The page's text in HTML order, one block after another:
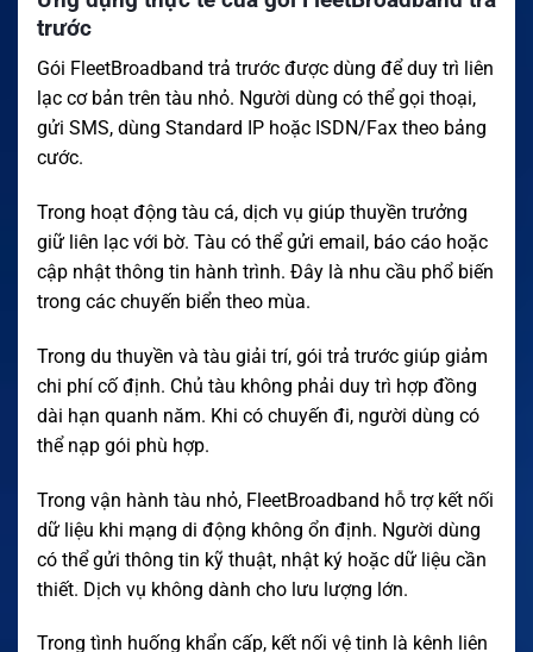
trước
Gói FleetBroadband trả trước được dùng để duy trì liên
lạc cơ bản trên tàu nhỏ. Người dùng có thể gọi thoại,
gửi SMS, dùng Standard IP hoặc ISDN/Fax theo bảng
cước.
Trong hoạt động tàu cá, dịch vụ giúp thuyền trưởng
giữ liên lạc với bờ. Tàu có thể gửi email, báo cáo hoặc
cập nhật thông tin hành trình. Đây là nhu cầu phổ biến
trong các chuyến biển theo mùa.
Trong du thuyền và tàu giải trí, gói trả trước giúp giảm
chi phí cố định. Chủ tàu không phải duy trì hợp đồng
dài hạn quanh năm. Khi có chuyến đi, người dùng có
thể nạp gói phù hợp.
Trong vận hành tàu nhỏ, FleetBroadband hỗ trợ kết nối
dữ liệu khi mạng di động không ổn định. Người dùng
có thể gửi thông tin kỹ thuật, nhật ký hoặc dữ liệu cần
thiết. Dịch vụ không dành cho lưu lượng lớn.
Trong tình huống khẩn cấp, kết nối vệ tinh là kênh liên